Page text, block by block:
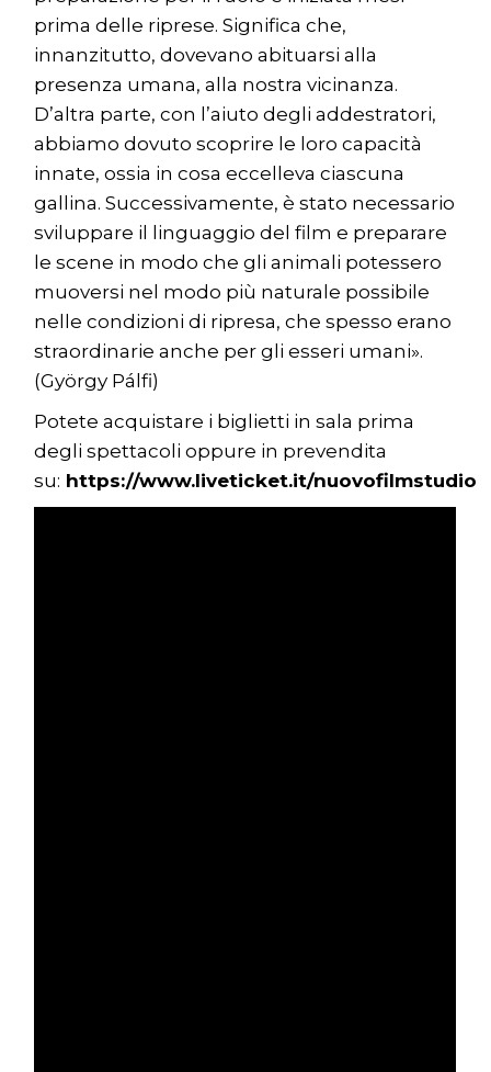
prima delle riprese. Significa che,
innanzitutto, dovevano abituarsi alla
presenza umana, alla nostra vicinanza.
D’altra parte, con l’aiuto degli addestratori,
abbiamo dovuto scoprire le loro capacità
innate, ossia in cosa eccelleva ciascuna
gallina. Successivamente, è stato necessario
sviluppare il linguaggio del film e preparare
le scene in modo che gli animali potessero
muoversi nel modo più naturale possibile
nelle condizioni di ripresa, che spesso erano
straordinarie anche per gli esseri umani».
(György Pálfi)
Potete acquistare i biglietti in sala prima
degli spettacoli oppure in prevendita
su: https://www.liveticket.it/nuovofilmstudio